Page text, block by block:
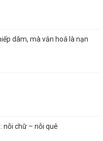
dâm, mà văn hoá là nạn
nỗi chữ – nỗi quê